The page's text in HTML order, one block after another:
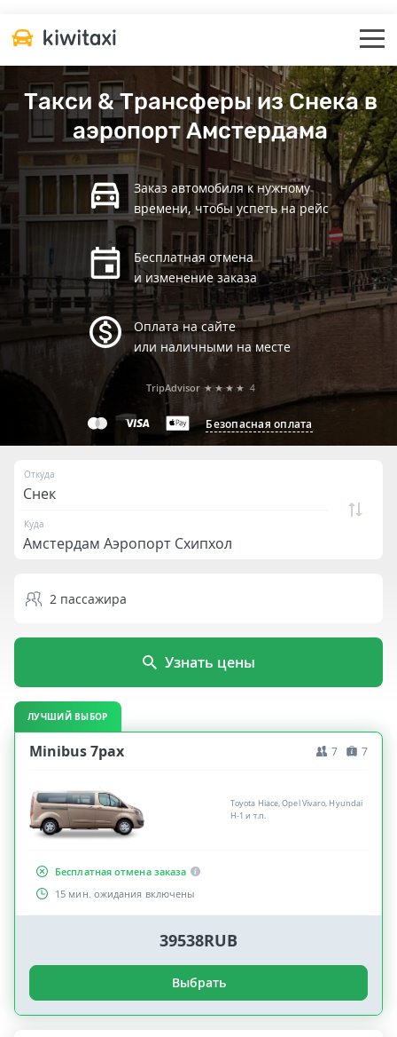
Такси & Трансферы из Снека в
аэропорт Амстердама
Заказ автомобиля к нужному
времени, чтобы успеть на рейс
Бесплатная отмена
и изменение заказа
Оплата на сайте
или наличными на месте
Безопасная оплата
TripAdvisor ★★★★ 4
Откуда
Куда
2 пассажира
Узнать цены
ЛУЧШИЙ ВЫБОР
Minibus 7pax 7 7
Toyota Hiace, Opel Vivaro, Hyundai
H-1 и т.п.
Бесплатная отмена заказа
15 мин. ожидания включены
39538RUB
Выбрать